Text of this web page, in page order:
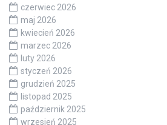
czerwiec 2026
maj 2026
kwiecień 2026
marzec 2026
luty 2026
styczeń 2026
grudzień 2025
listopad 2025
październik 2025
wrzesień 2025